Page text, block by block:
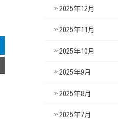
2025年12月
2025年11月
2025年10月
2025年9月
2025年8月
2025年7月